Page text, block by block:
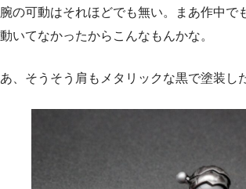
腕の可動はそれほどでも無い。まあ作中で
動いてなかったからこんなもんかな。
あ、そうそう肩もメタリックな黒で塗装し